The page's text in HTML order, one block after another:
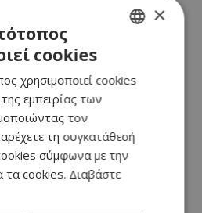
ασιατικά
Το κρεμώδες ENGLISH
×
cookies
χρησιμοποιεί cookies
εμπειρίας των
τον
τη συγκατάθεσή
σύμφωνα με την
τα cookies. Διαβάστε